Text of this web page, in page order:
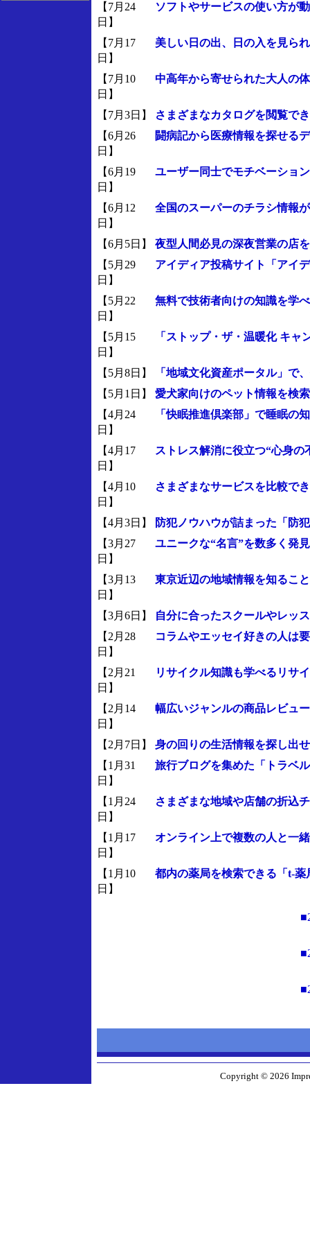
【7月24
日】
ソフトやサービスの使い方が
【7月17
日】
美しい日の出、日の入を見ら
【7月10
日】
中高年から寄せられた大人の
【7月3日】
さまざまなカタログを閲覧で
【6月26
日】
闘病記から医療情報を探せる
【6月19
日】
ユーザー同士でモチベーショ
【6月12
日】
全国のスーパーのチラシ情報
【6月5日】
夜型人間必見の深夜営業の店
【5月29
日】
アイディア投稿サイト「アイ
【5月22
日】
無料で技術者向けの知識を学
【5月15
日】
「ストップ・ザ・温暖化 キ
【5月8日】
「地域文化資産ポータル」で
【5月1日】
愛犬家向けのペット情報を検
【4月24
日】
「快眠推進倶楽部」で睡眠の
【4月17
日】
ストレス解消に役立つ“心身
【4月10
日】
さまざまなサービスを比較で
【4月3日】
防犯ノウハウが詰まった「防
【3月27
日】
ユニークな“名言”を数多く発
【3月13
日】
東京近辺の地域情報を知るこ
【3月6日】
自分に合ったスクールやレッ
【2月28
日】
コラムやエッセイ好きの人は
【2月21
日】
リサイクル知識も学べるリサ
【2月14
日】
幅広いジャンルの商品レビュ
【2月7日】
身の回りの生活情報を探し出
【1月31
日】
旅行ブログを集めた「トラベ
【1月24
日】
さまざまな地域や店舗の折込
【1月17
日】
オンライン上で複数の人と一
【1月10
日】
都内の薬局を検索できる「t-薬
Copyright © 2026